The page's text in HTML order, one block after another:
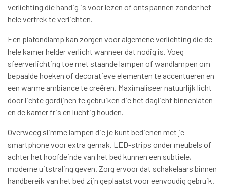
verlichting die handig is voor lezen of ontspannen zonder het
hele vertrek te verlichten.
Een plafondlamp kan zorgen voor algemene verlichting die de
hele kamer helder verlicht wanneer dat nodig is. Voeg
sfeerverlichting toe met staande lampen of wandlampen om
bepaalde hoeken of decoratieve elementen te accentueren en
een warme ambiance te creëren. Maximaliseer natuurlijk licht
door lichte gordijnen te gebruiken die het daglicht binnenlaten
en de kamer fris en luchtig houden.
Overweeg slimme lampen die je kunt bedienen met je
smartphone voor extra gemak. LED-strips onder meubels of
achter het hoofdeinde van het bed kunnen een subtiele,
moderne uitstraling geven. Zorg ervoor dat schakelaars binnen
handbereik van het bed zijn geplaatst voor eenvoudig gebruik.